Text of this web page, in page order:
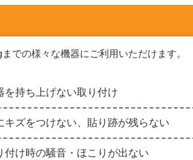
での様々な機器にご利用いただけます。
を持ち上げない取り付け
キズをつけない、貼り跡が残らない
付け時の騒音・ほこりが出ない